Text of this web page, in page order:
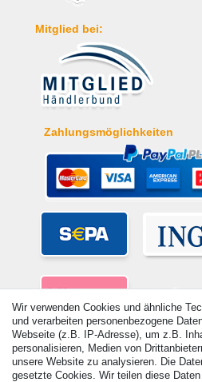
Mitglied bei:
Zahlungsmöglichkeiten
Wir verwenden Cookies und ähnliche
und verarbeiten personenbezogene
Webseite (z.B. IP-Adresse), um z.B.
personalisieren, Medien von
unsere Website zu analysieren. Die
gesetzte Cookies. Wir teilen diese